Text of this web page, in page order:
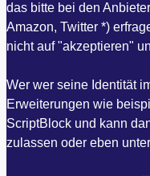
das bitte bei den
Amazon, Twitter *)
nicht auf "akzeptieren"
Wer wer seine Identität
Erweiterungen wie
ScriptBlock und kann
zulassen oder eben